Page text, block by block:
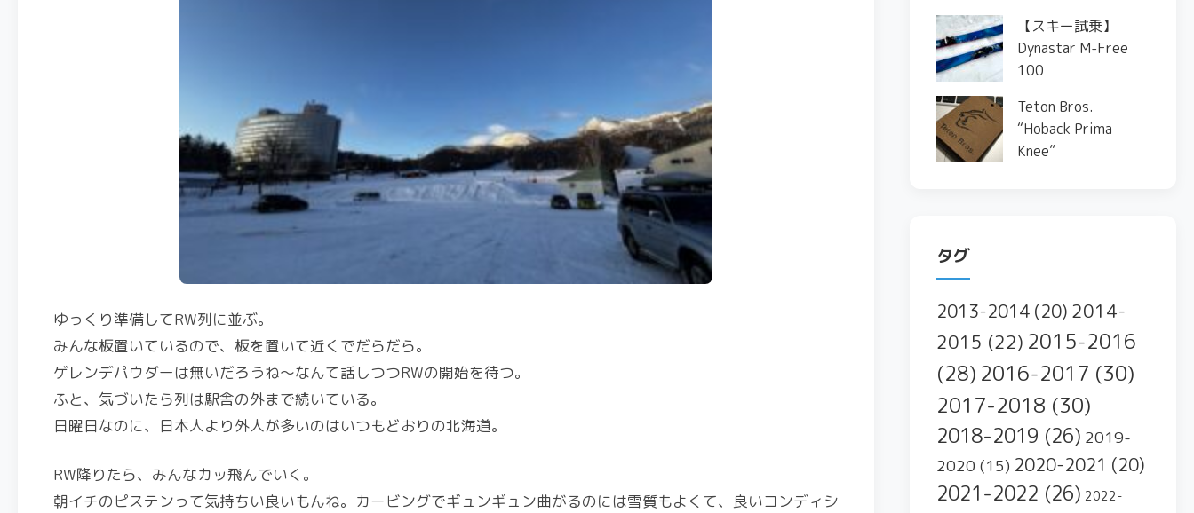
ゆっくり準備してRW列に並ぶ。
みんな板置いているので、板を置いて近くでだらだら。
ゲレンデパウダーは無いだろうね〜なんて話しつつRWの開始を待つ。
ふと、気づいたら列は駅舎の外まで続いている。
日曜日なのに、日本人より外人が多いのはいつもどおりの北海道。
RW降りたら、みんなカッ飛んでいく。
朝イチのピステンって気持ちい良いもんね。カービングでギュンギュン曲がるのには雪質もよくて、良いコンディシ
【スキー試乗】
Dynastar M-Free
100
Teton Bros.
“Hoback Prima
Knee”
タグ
2013-2014 (20) 2014-
2015 (22) 2015-2016
(28) 2016-2017 (30)
2017-2018 (30)
2018-2019 (26) 2019-
2020 (15) 2020-2021 (20)
2021-2022 (26) 2022-